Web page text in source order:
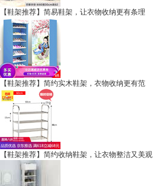
【鞋架推荐】简易鞋架，让衣物收纳更有条理
【鞋架推荐】简约实木鞋架，衣物收纳更有范
【鞋架推荐】简约收纳鞋架，让衣物整洁又美观